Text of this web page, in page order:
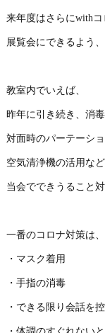
来年度はさらにwith
展覧会にできるよう
教室内でいえば、
昨年に引き続き、消
対面時のパーテーショ
空気清浄機の活用など
当会でできうること
一番のコロナ対策は
・マスク着用
・手指の消毒
・できる限り会話を